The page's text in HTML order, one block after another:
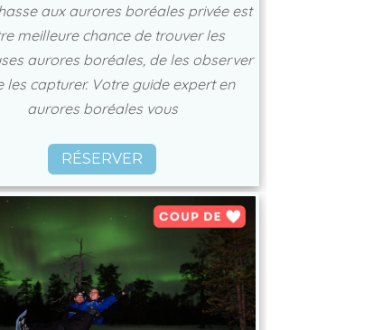
aux aurores boréales privée est
meilleure chance de trouver les
aurores boréales, de les observer
les capturer. Votre guide expert en
aurores boréales vous
RÉSERVER